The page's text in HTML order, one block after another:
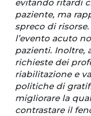
evitando ritardi
paziente, ma
spreco di
l’evento acuto
pazienti. Inoltre,
richieste dei
riabilitazione e
politiche di
migliorare la
contrastare il